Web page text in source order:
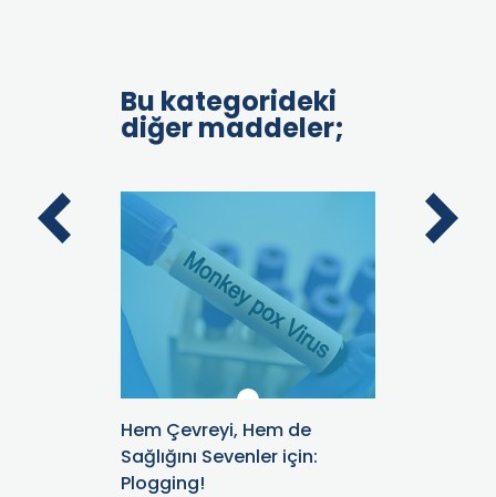
Bu kategorideki
diğer maddeler;
Hem Çevreyi, Hem de
Sağlığını Sevenler için:
Plogging!